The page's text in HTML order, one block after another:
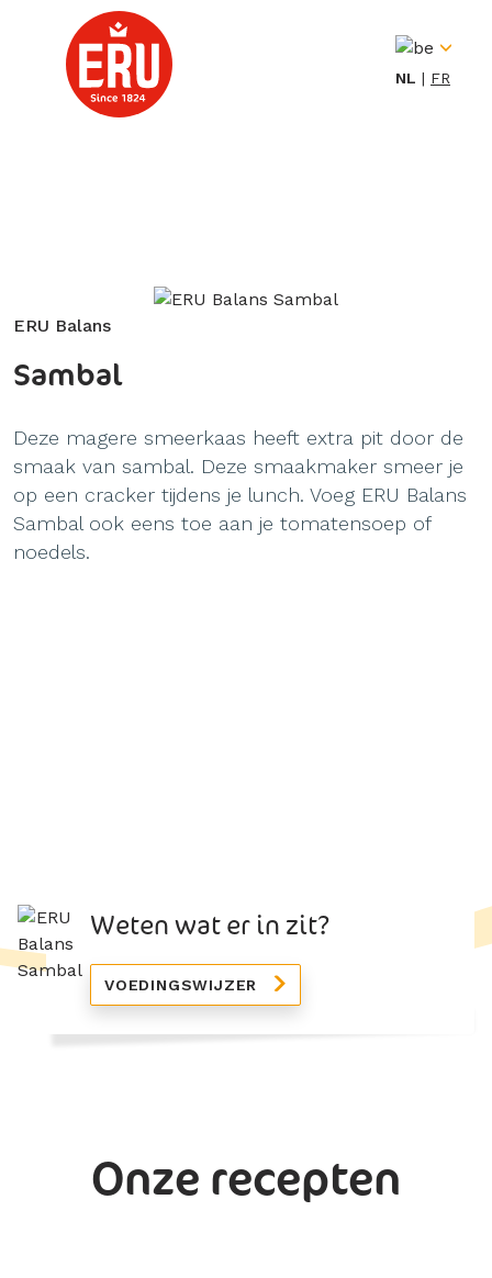
NL FR
ERU Balans
Sambal
Deze magere smeerkaas heeft extra pit door de
smaak van sambal. Deze smaakmaker smeer je
op een cracker tijdens je lunch. Voeg ERU Balans
Sambal ook eens toe aan je tomatensoep of
noedels.
Weten wat er in zit?
VOEDINGSWIJZER
Onze recepten